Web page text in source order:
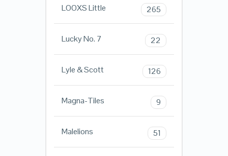
LOOXS Little 265
Lucky No. 7 22
Lyle & Scott 126
Magna-Tiles 9
Malelions 51